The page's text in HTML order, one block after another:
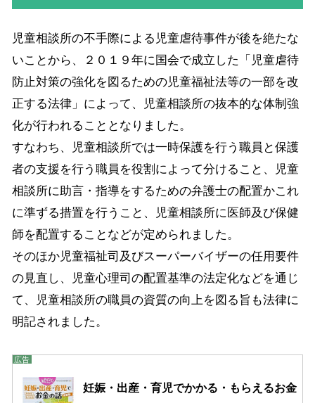
児童相談所の不手際による児童虐待事件が後を絶たな
いことから、２０１９年に国会で成立した「児童虐待
防止対策の強化を図るための児童福祉法等の一部を改
正する法律」によって、児童相談所の抜本的な体制強
化が行われることとなりました。
すなわち、児童相談所では一時保護を行う職員と保護
者の支援を行う職員を役割によって分けること、児童
相談所に助言・指導をするための弁護士の配置かこれ
に準ずる措置を行うこと、児童相談所に医師及び保健
師を配置することなどが定められました。
そのほか児童福祉司及びスーパーバイザーの任用要件
の見直し、児童心理司の配置基準の法定化などを通じ
て、児童相談所の職員の資質の向上を図る旨も法律に
明記されました。
妊娠・出産・育児でかかる・もらえるお金